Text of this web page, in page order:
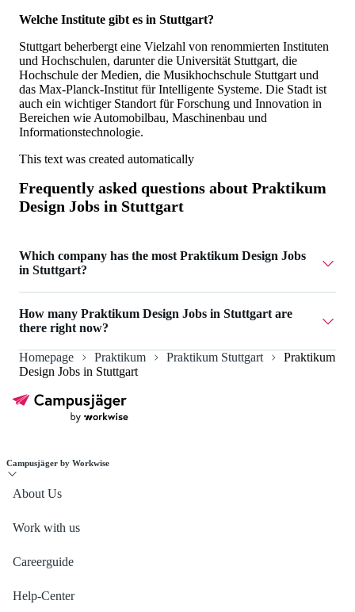
Welche Institute gibt es in Stuttgart?
Stuttgart beherbergt eine Vielzahl von renommierten Instituten
und Hochschulen, darunter die Universität Stuttgart, die
Hochschule der Medien, die Musikhochschule Stuttgart und
das Max-Planck-Institut für Intelligente Systeme. Die Stadt ist
auch ein wichtiger Standort für Forschung und Innovation in
Bereichen wie Automobilbau, Maschinenbau und
Informationstechnologie.
This text was created automatically
Frequently asked questions about Praktikum
Design Jobs in Stuttgart
Which company has the most Praktikum Design Jobs
in Stuttgart?
How many Praktikum Design Jobs in Stuttgart are
there right now?
Currently there are 1 Praktikum Design Jobs in Stuttgart.
Homepage Praktikum Praktikum Stuttgart
Praktikum
Design Jobs in Stuttgart
Campusjäger by Workwise
About Us
Work with us
Careerguide
Help-Center